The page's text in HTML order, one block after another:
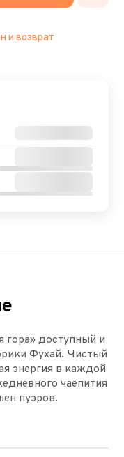
и возврат
гора» доступный и
Фухай. Чистый
энергия в каждой
чаепития
пуэров.